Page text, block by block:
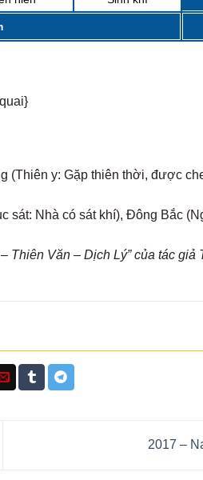
(Thiên y: Gặp thiên thời, được
sát: Nhà có sát khí), Đông Bắc
Văn – Dịch Lý” của tác giả
2017 –